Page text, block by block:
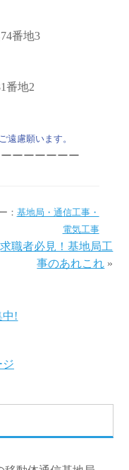
番地3
番地2
遠慮願います。
ーーーーーー
： 基地局・通信工事・
電気工事
求職者必見！基地局工
事のあれこれ »